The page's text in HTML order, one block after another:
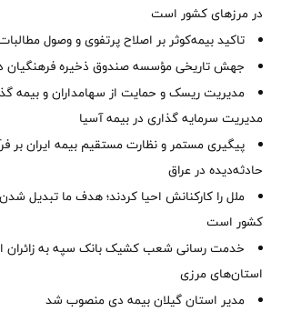
در مرزهای کشور است
تاکید بیمه‌کوثر بر اصلاح پرتفوی و وصول
جهش تاریخی مؤسسه صندوق ذخیره فرهنگیان
مدیریت ریسک و حمایت از سهامداران و بیمه
مدیریت سرمایه گذاری در بیمه آسیا
پیگیری مستمر و نظارت مستقیم بیمه ایران بر
حادثه‌دیده در عراق
ملل را کارکنانش احیا کردند؛ هدف ما تبدیل
کشور است
خدمت رسانی شعب کشیک بانک سپه به زائران
استان‌‌های مرزی
‌مدیر استان گیلان بیمه دی منصوب شد